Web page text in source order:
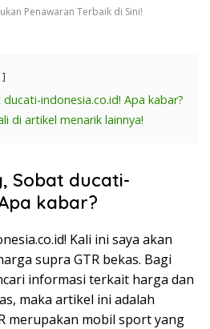
Penawaran Terbaik di Sini!
indonesia.co.id! Apa kabar?
di artikel menarik lainnya!
Sobat ducati-
kabar?
Kali ini saya akan
supra GTR bekas. Bagi
informasi terkait harga dan
maka artikel ini adalah
merupakan mobil sport yang